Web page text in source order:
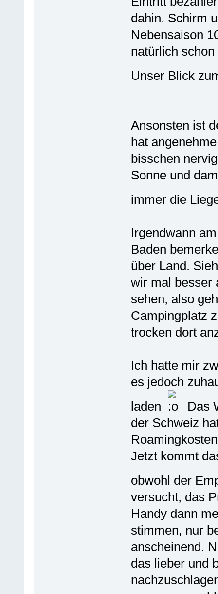
dahin. Schirm
Nebensaison
natürlich
Unser Blick
Ansonsten ist
hat
bisschen
Sonne und
immer die
Irgendwann
Baden
über Land.
wir mal besser
sehen, also
Campingplatz
trocken dort
Ich hatte mir
es jedoch
laden
Das
der Schweiz
Jetzt kommt
obwohl der
versucht, das
Handy dann
stimmen, nur
anscheinend.
das lieber und